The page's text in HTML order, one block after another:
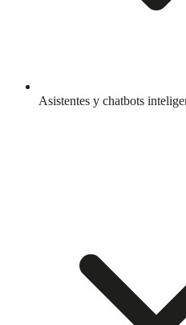
Asistentes y chatbots